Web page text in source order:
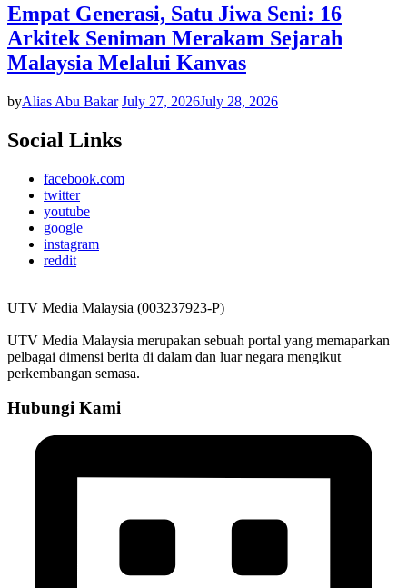
Empat Generasi, Satu Jiwa Seni: 16
Arkitek Seniman Merakam Sejarah
Malaysia Melalui Kanvas
byAlias Abu Bakar July 27, 2026July 28, 2026
Social Links
facebook.com
twitter
youtube
google
instagram
reddit
UTV Media Malaysia (003237923-P)
UTV Media Malaysia merupakan sebuah portal yang memaparkan
pelbagai dimensi berita di dalam dan luar negara mengikut
perkembangan semasa.
Hubungi Kami